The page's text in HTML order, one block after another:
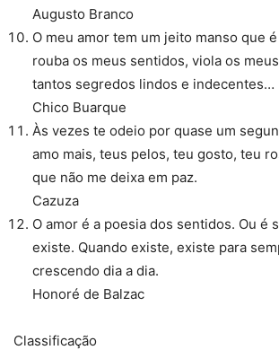
Augusto Branco
O meu amor tem um jeito manso que
rouba os meus sentidos, viola os
tantos segredos lindos e indecentes…
Chico Buarque
Às vezes te odeio por quase um
amo mais, teus pelos, teu gosto, teu
que não me deixa em paz.
Cazuza
O amor é a poesia dos sentidos. Ou é
existe. Quando existe, existe para
crescendo dia a dia.
Honoré de Balzac
Classificação